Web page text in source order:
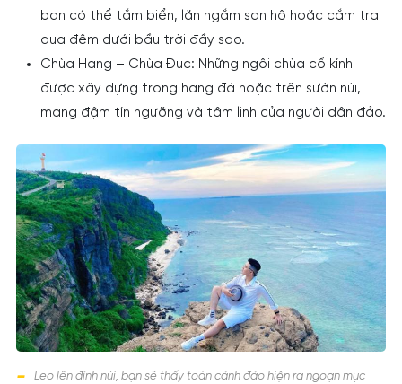
bạn có thể tắm biển, lặn ngắm san hô hoặc cắm trại
qua đêm dưới bầu trời đầy sao.
Chùa Hang – Chùa Đục: Những ngôi chùa cổ kính
được xây dựng trong hang đá hoặc trên sườn núi,
mang đậm tín ngưỡng và tâm linh của người dân đảo.
Leo lên đỉnh núi, bạn sẽ thấy toàn cảnh đảo hiện ra ngoạn mục